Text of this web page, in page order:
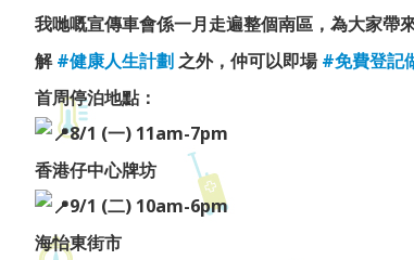
我哋嘅宣傳車會係一月走遍整個南區，為大家帶
解#健康人生計劃之外，仲可以即場#免費登記
首周停泊地點：
8/1 (一) 11am-7pm
香港仔中心牌坊
9/1 (二) 10am-6pm
海怡東街市